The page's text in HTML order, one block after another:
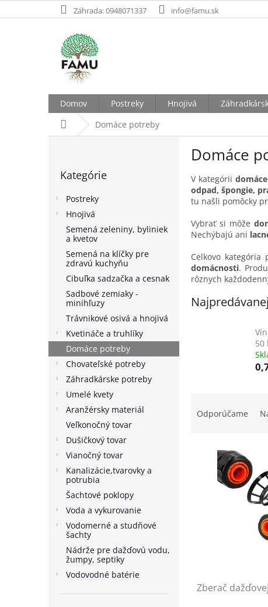
na
Záhrada: 0948071337 info@famu.sk
Domov Postreky Hnojivá
DomovDomáce potreby
kategórie
Kategórie
Postreky
Hnojivá
Semená zeleniny, byliniek
a kvetov
Semená na klíčky pre
zdravú kuchyňu
Cibuľka sadzačka a cesnak
Sadbové zemiaky -
minihľuzy
Trávnikové osivá a hnojivá
Kvetináče a truhlíky
Domáce potreby
Chovateľské potreby
Záhradkárske potreby
Umelé kvety
Aranžérsky materiál
Veľkonočný tovar
Dušičkový tovar
Vianočný tovar
Kanalizácie,tvarovky a
potrubia
Šachtové poklopy
Voda a vykurovanie
Vodomerné a studňové
šachty
Nádrže pre dažďovú vodu,
žumpy, septiky
Vodovodné batérie
Domáce
V kategórii
odpad, špongie,
tu našli pomôcky
Vybrať si môže
Nechýbajú ani
Celkovo
domácnosti.
rôznych
50 l
Odporúčame
Zberač